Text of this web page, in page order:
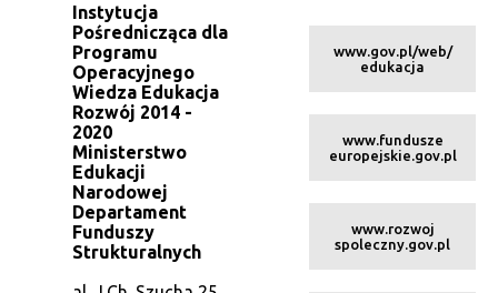
Instytucja
Pośrednicząca dla
Programu
Operacyjnego
Wiedza Edukacja
Rozwój 2014 -
2020
Ministerstwo
Edukacji
Narodowej
Departament
Funduszy
Strukturalnych
www.gov.pl/web/
edukacja
www.fundusze
europejskie.gov.pl
www.rozwoj
spoleczny.gov.pl